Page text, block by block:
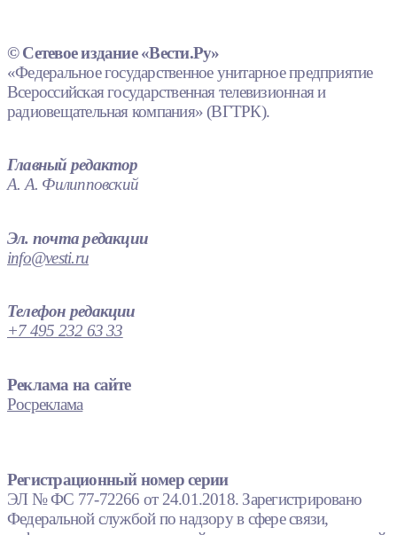
© Сетевое издание «Вести.Ру»
«Федеральное государственное унитарное предприятие
Всероссийская государственная телевизионная и
радиовещательная компания» (ВГТРК).
Главный редактор
А. А. Филипповский
Эл. почта редакции
info@vesti.ru
Телефон редакции
+7 495 232 63 33
Реклама на сайте
Росреклама
Регистрационный номер серии
ЭЛ № ФС 77-72266 от 24.01.2018. Зарегистрировано
Федеральной службой по надзору в сфере связи,